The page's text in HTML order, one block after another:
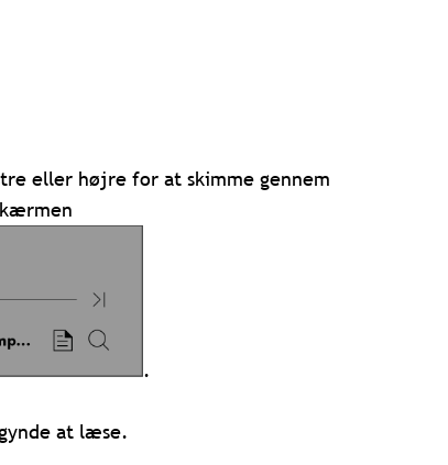
eller højre for at skimme gennem
.
at læse.